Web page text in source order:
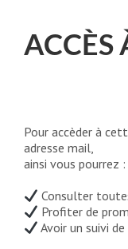
ACCÈS
Pour accèder à
adresse mail,
ainsi vous pourrez :
Consulter
Profiter de
Avoir un suivi